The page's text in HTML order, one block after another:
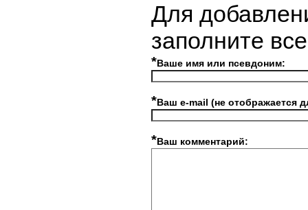
Для
заполните
*Ваше имя или псевдоним:
*Ваш e-mail (не отображается
*Ваш комментарий: